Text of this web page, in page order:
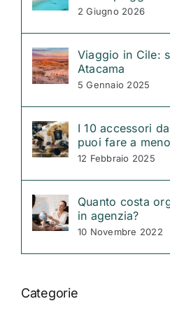
2 Giugno 2026
Viaggio in Cile:
Atacama
5 Gennaio 2025
I 10 accessori
puoi fare a meno
12 Febbraio 2025
Quanto costa
in agenzia?
10 Novembre 2022
Categorie